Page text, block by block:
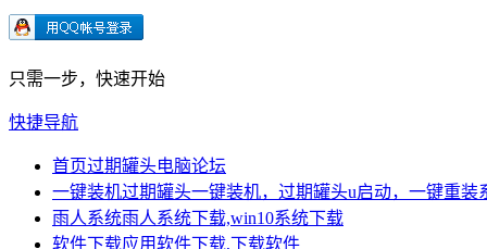
只需一步，快速开始
快捷导航
首页过期罐头电脑论坛
一键装机过期罐头一键装机，过期罐头u启动，一键重装
雨人系统雨人系统下载,win10系统下载
软件下载应用软件下载,下载软件